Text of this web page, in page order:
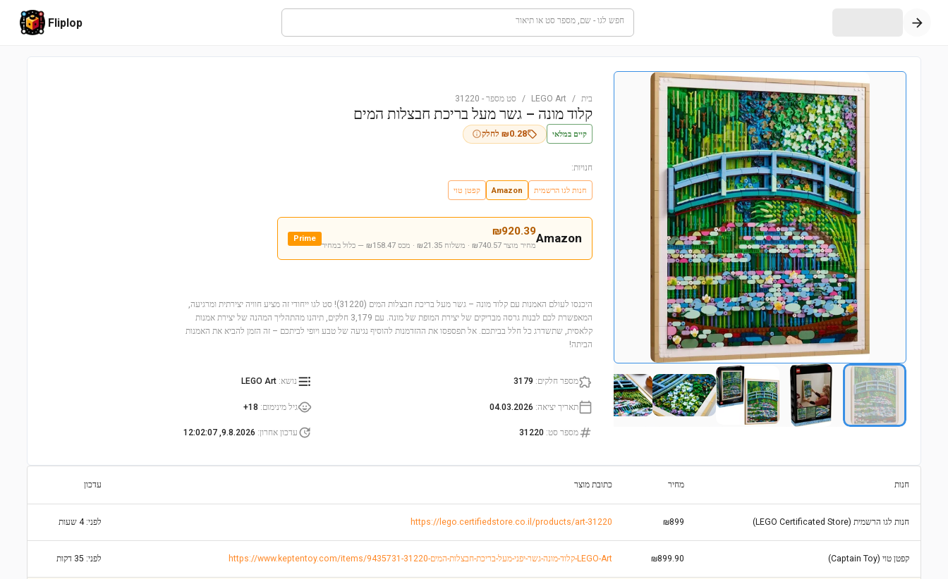
חפש לגו - שם, מספר סט או תיאור Fliplop
בית /
LEGO Art
/ סט מספר -
31220
קלוד מונה – גשר מעל בריכת חבצלות המים
קיים במלאי ₪0.28 לחלק
חנויות:
חנות לגו הרשמית Amazon קפטן טוי
Amazon
₪920.39
מחיר מוצר ₪740.57 · משלוח ₪21.35 · מכס ₪158.47 — כלול במחיר
Prime
היכנסו לעולם האמנות עם קלוד מונה – גשר מעל בריכת חבצלות המים (31220)! סט לגו ייחודי זה מציע חוויה יצירתית ומרגיעה,
המאפשרת לכם לבנות גרסה מבריקים של יצירת המופת של מונה. עם 3,179 חלקים, תיהנו מהתהליך המהנה של יצירת אמנות
קלאסית, שתשדרג כל חלל בביתכם. אל תפספסו את ההזדמנות להוסיף נגיעה של טבע ויופי לביתכם – זה הזמן להביא את האמנות
הביתה!
מספר חלקים:
3179 נושא:
LEGO Art
תאריך יציאה:
04.03.2026 גיל מינימום:
18+
מספר סט:
31220 עדכון אחרון:
9.8.2026, 12:02:07
חנות מחיר כתובת מוצר עדכון
חנות לגו הרשמית (LEGO Certificated Store) ₪899
https://lego.certifiedstore.co.il/products/art-31220 לפני: 4 שעות
קפטן טוי (Captain Toy) ₪899.90 https://www.keptentoy.com/items/9435731-קלוד-מונה-גשר-יפני-מעל-בריכת-חבצלות-המים-31220-LEGO-Art לפני: 35 דקות